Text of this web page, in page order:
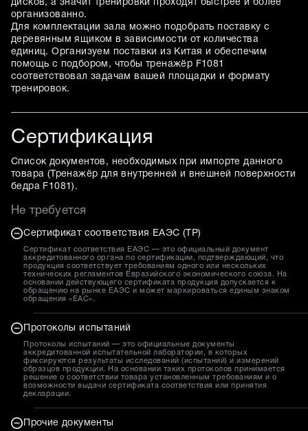
дисков, а значит тренировки проходят быстрее и более
организованно.
Для комплектации зала можно подобрать поставку с
деревянным ящиком в зависимости от количества
единиц. Организуем поставки из Китая и обеспечим
помощь с подбором, чтобы тренажёр F1081
соответствовал задачам вашей площадки и формату
тренировок.
Сертификация
Список документов, необходимых при импорте данного
товара ( Тренажёр для внутренней и внешней поверхности
бедра F1081 ).
Не требуется
Сертификат соответствия ЕАЭС (ТР)
Сертификат соответствия ЕАЭС — это официальный документ
аккредитованного органа по сертификации, подтверждающий, что
продукция соответствует требованиям одного или нескольких
технических регламентов Евразийского экономического союза. На
основании действующего сертификата продукция допускается к
обращению на рынке ЕАЭС и может маркироваться единым знаком
обращения «EAC».
Протоколы испытаний
Протоколы испытаний — это официальные документы
аккредитованной испытательной лаборатории, в которых
фиксируются результаты исследований (испытаний) и измерений
образцов продукции. На основании таких протоколов принимается
решение о соответствии товара установленным требованиям и о
возможности выдачи сертификата соответствия или принятия
декларации.
Прочие документы